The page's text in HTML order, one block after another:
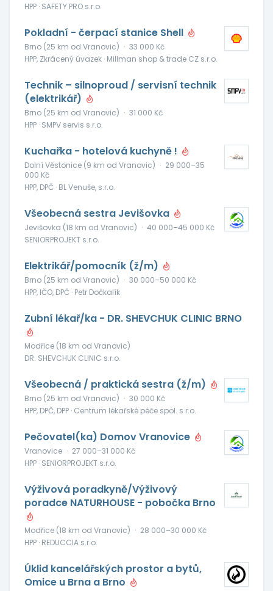
HPP · SAFETY PRO s.r.o.
Pokladní - čerpací stanice Shell
Brno (25 km od Vranovic) · 33 000 Kč
HPP, Zkrácený úvazek · Millman shop & trade CZ s.r.o.
Technik – silnoproud / servisní technik
(elektrikář)
Brno (25 km od Vranovic) · 31 000 Kč
HPP · SMPV servis s.r.o.
Kuchařka - hotelová kuchyně !
Dolní Věstonice (9 km od Vranovic) · 29 000–35
000 Kč
HPP, DPČ · BL Venuše, s.r.o.
Všeobecná sestra Jevišovka
Jevišovka (18 km od Vranovic) · 40 000–45 000 Kč
SENIORPROJEKT s.r.o.
Elektrikář/pomocník (ž/m)
Brno (25 km od Vranovic) · 30 000–50 000 Kč
HPP, IČO, DPČ · Petr Dočkalík
Zubní lékař/ka - DR. SHEVCHUK CLINIC BRNO
Modřice (18 km od Vranovic)
DR. SHEVCHUK CLINIC s.r.o.
Všeobecná / praktická sestra (ž/m)
Brno (25 km od Vranovic) · 30 000 Kč
HPP, DPČ, DPP · Centrum lékařské péče spol. s r.o.
Pečovatel(ka) Domov Vranovice
Vranovice · 27 000–31 000 Kč
HPP · SENIORPROJEKT s.r.o.
Výživová poradkyně/Výživový
poradce NATURHOUSE - pobočka Brno
Modřice (18 km od Vranovic) · 28 000–30 000 Kč
HPP · REDUCCIA s.r.o.
Úklid kancelářských prostor a bytů,
Omice u Brna a Brno